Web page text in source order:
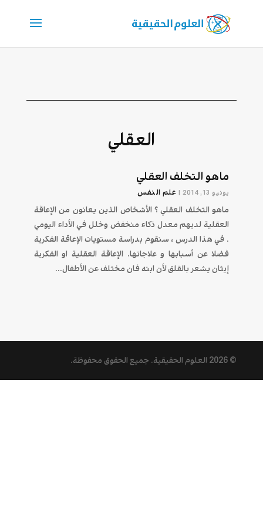
العقلي
ماهو التخلف العقلي
يونيو 13, 2014 | علم النفس
ماهو التخلف العقلي ؟ الأشخاص الذين يعانون من الإعاقة
العقلية لديهم معدل ذكاء منخفض وخلل في الأداء اليومي
. في هذا الدرس ، سنقوم بدراسة مستويات الإعاقة الفكرية
فضلا عن أسبابها و علاجاتها. الإعاقة العقلية او الفكرية
إيثان يشعر بالقلق لأن ابنه فان مختلف عن الأطفال...
© 2026 العلوم الحقيقية. جميع الحقوق محفوظة.